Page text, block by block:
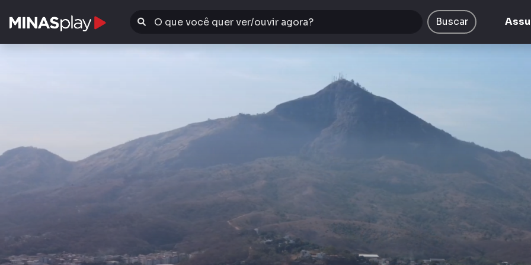
Buscar